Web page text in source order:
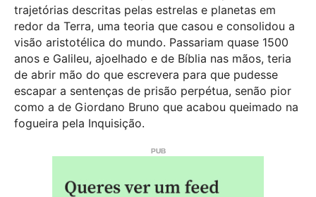
trajetórias descritas pelas estrelas e planetas em
redor da Terra, uma teoria que casou e consolidou a
visão aristotélica do mundo. Passariam quase 1500
anos e Galileu, ajoelhado e de Bíblia nas mãos, teria
de abrir mão do que escrevera para que pudesse
escapar a sentenças de prisão perpétua, senão pior
como a de Giordano Bruno que acabou queimado na
fogueira pela Inquisição.